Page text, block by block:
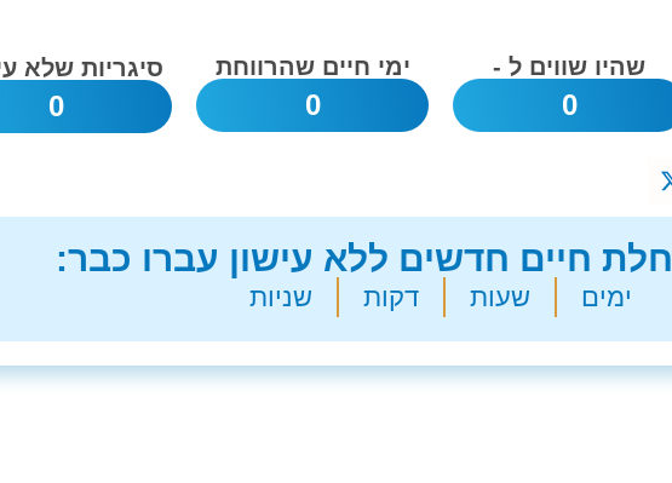
שהיו שווים ל -
0
ימי חיים שהרווחת
0
סיגריות שלא
0
חיים חדשים ללא עישון עברו כבר:
ימים שעות דקות שניות